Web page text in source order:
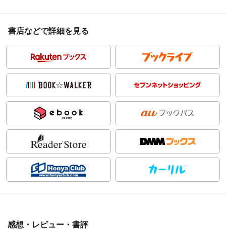
書店などで詳細を見る
感想・レビュー・書評